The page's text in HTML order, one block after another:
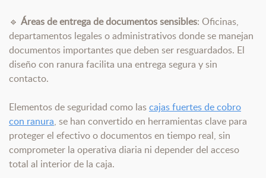
🔹 Áreas de entrega de documentos sensibles: Oficinas,
departamentos legales o administrativos donde se manejan
documentos importantes que deben ser resguardados. El
diseño con ranura facilita una entrega segura y sin
contacto.
Elementos de seguridad como lascajas fuertes de cobro
con ranura, se han convertido en herramientas clave para
proteger el efectivo o documentos en tiempo real, sin
comprometer la operativa diaria ni depender del acceso
total al interior de la caja.